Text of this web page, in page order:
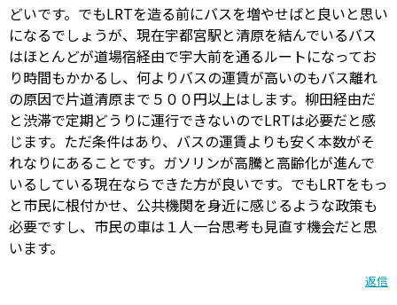
どいです。でもLRTを造る前にバスを増やせばと良いと思い
になるでしょうが、現在宇都宮駅と清原を結んでいるバス
はほとんどが道場宿経由で宇大前を通るルートになってお
り時間もかかるし、何よりバスの運賃が高いのもバス離れ
の原因で片道清原まで５００円以上はします。柳田経由だ
と渋滞で定期どうりに運行できないのでLRTは必要だと感
じます。ただ条件はあり、バスの運賃よりも安く本数がそ
れなりにあることです。ガソリンが高騰と高齢化が進んで
いるしている現在ならできた方が良いです。でもLRTをもっ
と市民に根付かせ、公共機関を身近に感じるような政策も
必要ですし、市民の車は１人一台思考も見直す機会だと思
います。
返信